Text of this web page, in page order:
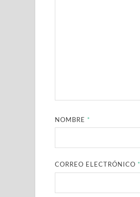
NOMBRE *
CORREO ELECTRÓNICO *